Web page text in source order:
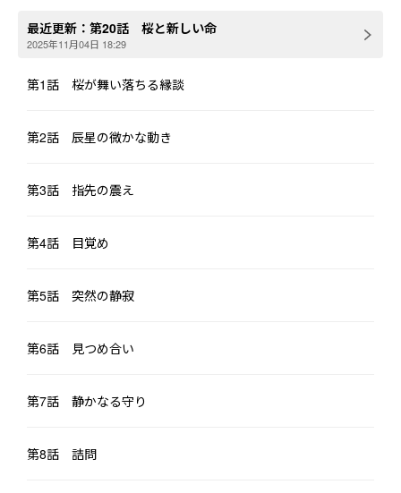
最近更新： 第20話 桜と新しい命
2025年11月04日 18:29
第1話 桜が舞い落ちる縁談
第2話 辰星の微かな動き
第3話 指先の震え
第4話 目覚め
第5話 突然の静寂
第6話 見つめ合い
第7話 静かなる守り
第8話 詰問